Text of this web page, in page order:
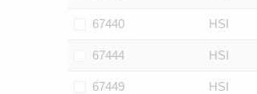
67440 HSI
67444 HSI
67449 HSI